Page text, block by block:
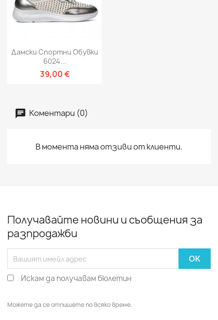
Дамски Спортни Обувки
6024...
39,00 €
Коментари (0)
В момента няма отзиви от клиенти.
Получавайте новини и съобщения за
разпродажби
Искам да получавам бюлетин
Можете да се отпишете по всяко време.